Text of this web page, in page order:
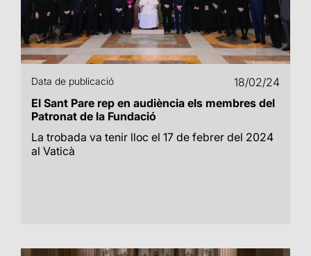
Data de publicació
18/02/24
El Sant Pare rep en audiència els membres del
Patronat de la Fundació
La trobada va tenir lloc el 17 de febrer del 2024
al Vaticà